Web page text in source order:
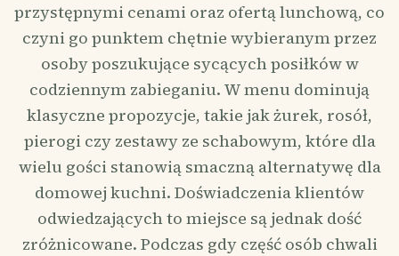
przystępnymi cenami oraz ofertą lunchową, co
czyni go punktem chętnie wybieranym przez
osoby poszukujące sycących posiłków w
codziennym zabieganiu. W menu dominują
klasyczne propozycje, takie jak żurek, rosół,
pierogi czy zestawy ze schabowym, które dla
wielu gości stanowią smaczną alternatywę dla
domowej kuchni. Doświadczenia klientów
odwiedzających to miejsce są jednak dość
zróżnicowane. Podczas gdy część osób chwali